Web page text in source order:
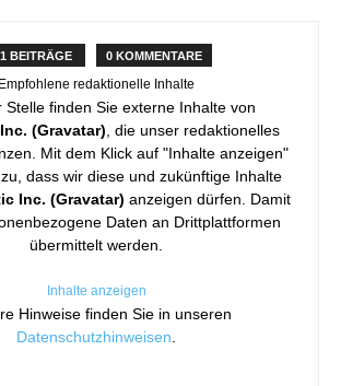
BEITRÄGE 0 KOMMENTARE
Empfohlene redaktionelle Inhalte
Stelle finden Sie externe Inhalte von
(Gravatar) , die unser redaktionelles
Mit dem Klick auf "Inhalte anzeigen"
dass wir diese und zukünftige Inhalte
Inc. (Gravatar) anzeigen dürfen. Damit
Daten an Drittplattformen
übermittelt werden.
Inhalte anzeigen
Hinweise finden Sie in unseren
Datenschutzhinweisen